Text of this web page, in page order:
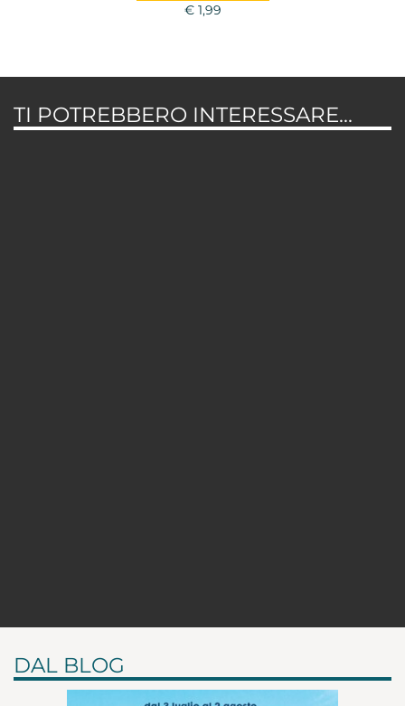
€ 1,99
TI POTREBBERO INTERESSARE...
DAL BLOG